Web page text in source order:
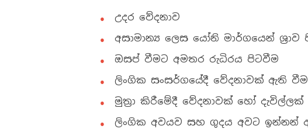
උදර වේදනාව
අසාමාන්‍ය ලෙස යෝනි මාර්ගයෙන් ශ්‍රාව
ඔසප් වීමට අමතර රුධිරය පිටවීම
ලිංගික සංසර්ගයේදී වේදනාවක් ඇති වීම
මුත්‍රා කිරීමේදී වේදනාවක් හෝ
ලිංගික අවයව සහ ගුදය අවට ඉන්නන්